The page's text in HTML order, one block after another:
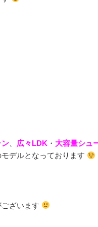
ン、 広々LDK ・ 大容量シュ
デルとなっております
ざいます